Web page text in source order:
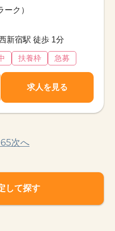
ク）
新宿駅 徒歩 1分
扶養枠 急募
求人を見る
次へ
して探す